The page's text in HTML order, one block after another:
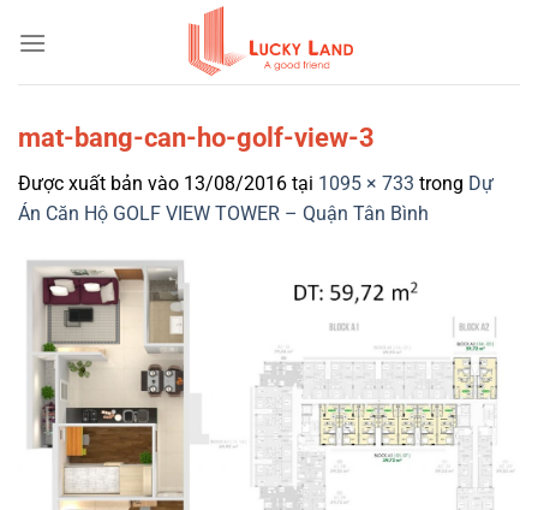
qua
mat-bang-can-ho-golf-view-3
Được xuất bản vào 13/08/2016 tại 1095 × 733 trong Dự
Án Căn Hộ GOLF VIEW TOWER – Quận Tân Bình